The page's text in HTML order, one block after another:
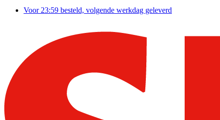
Voor 23:59 besteld, volgende werkdag geleverd